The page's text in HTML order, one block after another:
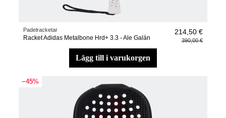
Padelracketar
Racket Adidas Metalbone Hrd+ 3.3 - Ale Galán
214,50 €
390,00 €
lägg till i varukorgen
−45%